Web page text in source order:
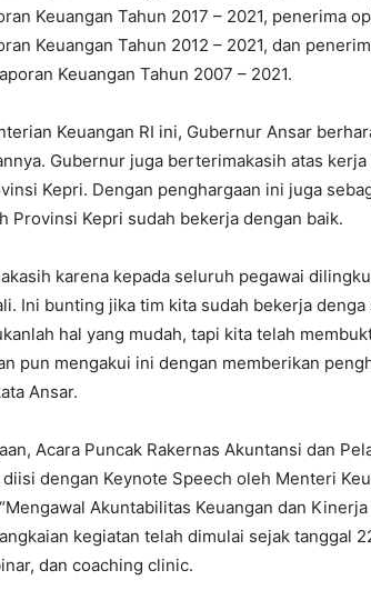
Keuangan Tahun 2017 – 2021, penerima
Keuangan Tahun 2012 – 2021, dan
Keuangan Tahun 2007 – 2021.
Keuangan RI ini, Gubernur Ansar
Gubernur juga berterimakasih atas
Kepri. Dengan penghargaan ini juga
Provinsi Kepri sudah bekerja dengan baik.
karena kepada seluruh pegawai
Ini bunting jika tim kita sudah bekerja denga
hal yang mudah, tapi kita telah
pun mengakui ini dengan memberikan
Ansar.
Acara Puncak Rakernas Akuntansi dan
dengan Keynote Speech oleh Menteri
Akuntabilitas Keuangan dan
kegiatan telah dimulai sejak tanggal
dan coaching clinic.